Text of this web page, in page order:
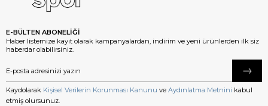
E-BÜLTEN ABONELİĞİ
Haber listemize kayıt olarak kampanyalardan, indirim ve yeni ürünlerden ilk siz
haberdar olabilirsiniz.
Kaydolarak Kişisel Verilerin Korunması Kanunu ve Aydınlatma Metnini kabul
etmiş olursunuz.